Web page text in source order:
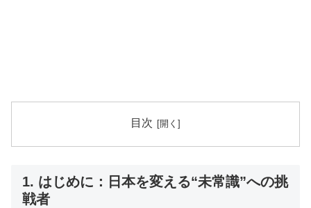
目次
1. はじめに：日本を変える“未常識”への挑
戦者